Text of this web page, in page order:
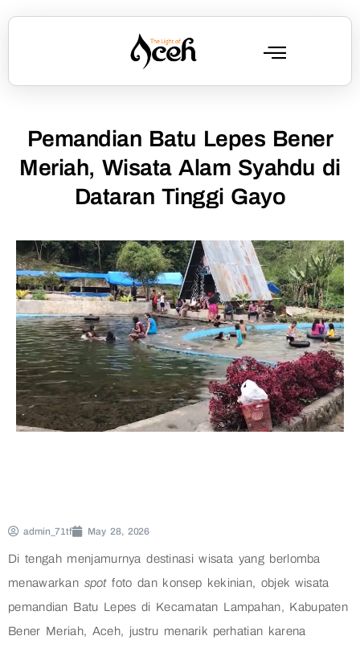
Pemandian Batu Lepes Bener
Meriah, Wisata Alam Syahdu di
Dataran Tinggi Gayo
admin_71tf May 28, 2026
Di tengah menjamurnya destinasi wisata yang berlomba
menawarkan spotfoto dan konsep kekinian, objek wisata
pemandian Batu Lepes di Kecamatan Lampahan, Kabupaten
Bener Meriah, Aceh, justru menarik perhatian karena